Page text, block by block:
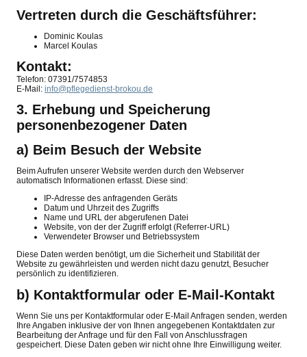
Vertreten durch die Geschäftsführer:
Dominic Koulas
Marcel Koulas
Kontakt:
Telefon: 07391/7574853
E-Mail: info@pflegedienst-brokou.de
3. Erhebung und Speicherung
personenbezogener Daten
a) Beim Besuch der Website
Beim Aufrufen unserer Website werden durch den Webserver
automatisch Informationen erfasst. Diese sind:
IP-Adresse des anfragenden Geräts
Datum und Uhrzeit des Zugriffs
Name und URL der abgerufenen Datei
Website, von der der Zugriff erfolgt (Referrer-URL)
Verwendeter Browser und Betriebssystem
Diese Daten werden benötigt, um die Sicherheit und Stabilität der
Website zu gewährleisten und werden nicht dazu genutzt, Besucher
persönlich zu identifizieren.
b) Kontaktformular oder E-Mail-Kontakt
Wenn Sie uns per Kontaktformular oder E-Mail Anfragen senden, werden
Ihre Angaben inklusive der von Ihnen angegebenen Kontaktdaten zur
Bearbeitung der Anfrage und für den Fall von Anschlussfragen
gespeichert. Diese Daten geben wir nicht ohne Ihre Einwilligung weiter.